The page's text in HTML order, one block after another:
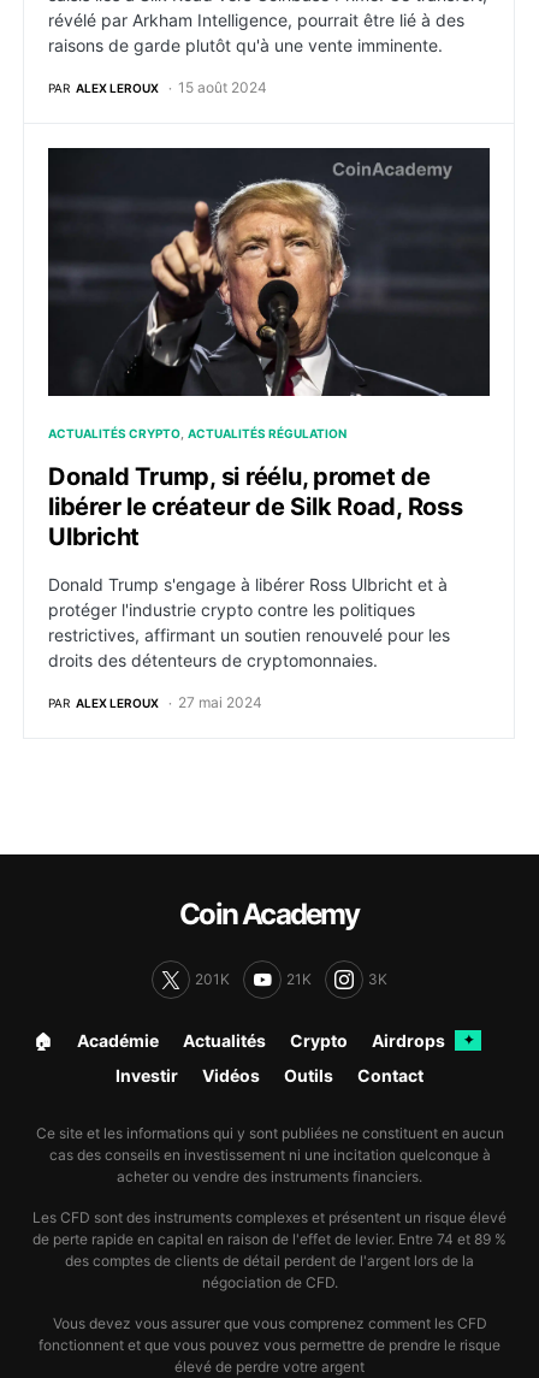
révélé par Arkham Intelligence, pourrait être lié à des
raisons de garde plutôt qu'à une vente imminente.
PAR ALEX LEROUX 15 août 2024
Donald Trump, si réélu, promet de libérer le créateur
ACTUALITÉS CRYPTO ACTUALITÉS RÉGULATION
Donald Trump, si réélu, promet de
libérer le créateur de Silk Road, Ross
Ulbricht
Donald Trump s'engage à libérer Ross Ulbricht et à
protéger l'industrie crypto contre les politiques
restrictives, affirmant un soutien renouvelé pour les
droits des détenteurs de cryptomonnaies.
PAR ALEX LEROUX 27 mai 2024
Coin Academy
201K 21K 3K
🏠︎ Académie Actualités Crypto Airdrops ✦
Investir Vidéos Outils Contact
Ce site et les informations qui y sont publiées ne constituent en aucun
cas des conseils en investissement ni une incitation quelconque à
acheter ou vendre des instruments financiers.
Les CFD sont des instruments complexes et présentent un risque élevé
de perte rapide en capital en raison de l'effet de levier. Entre 74 et 89 %
des comptes de clients de détail perdent de l'argent lors de la
négociation de CFD.
Vous devez vous assurer que vous comprenez comment les CFD
fonctionnent et que vous pouvez vous permettre de prendre le risque
élevé de perdre votre argent